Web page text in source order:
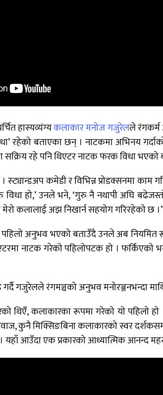
हास्यव्यंग्यकलाकार मनोज गजुरेलले
रहेको बताएका छन् । नाटकमा अभिनय
सक्रिय रहे पनि थिएटर नाटक फरक विधा भएको
कमेडी र विभिन्न प्रोडक्सनमा काम
हो,’ उनले भने, ‘गुरु नै नथापी अघि
कलालाई अझ निखार्न सहयोग गरिरहेको छ ।’
अनुभव भएको बताउँदै उनले अब नियमित
नाटक गरेको पहिलोपटक हो । फर्किएको
गजुरेलले रंगमञ्चको अनुभव मनोरञ्जनभन्दा
थिएँ, कलाकारका रूपमा गरेको यो पहिलो हो
कुनै मिक्सिङबिना कलाकारको स्वर
। यहाँ आउँदा एक प्रकारको आध्यात्मिक आनन्द